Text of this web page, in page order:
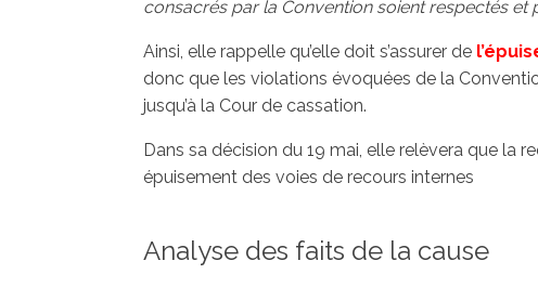
consacrés par la Convention soient respectés et
Ainsi, elle rappelle qu’elle doit s’assurer de
donc que les violations évoquées de la
jusqu’à la Cour de cassation.
Dans sa décision du 19 mai, elle relèvera que la
épuisement des voies de recours internes
Analyse des faits de la cause